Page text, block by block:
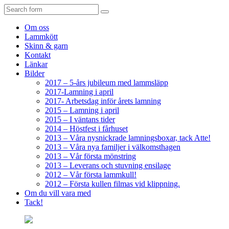
Search
Om oss
Lammkött
Skinn & garn
Kontakt
Länkar
Bilder
2017 – 5-års jubileum med lammsläpp
2017-Lamning i april
2017- Arbetsdag inför årets lamning
2015 – Lamning i april
2015 – I väntans tider
2014 – Höstfest i fårhuset
2013 – Våra nysnickrade lamningsboxar, tack Atte!
2013 – Våra nya familjer i välkomsthagen
2013 – Vår första mönstring
2013 – Leverans och stuvning ensilage
2012 – Vår första lammkull!
2012 – Första kullen filmas vid klippning.
Om du vill vara med
Tack!